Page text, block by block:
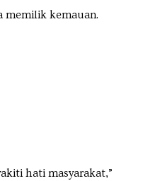
memilik kemauan.
hati masyarakat,”